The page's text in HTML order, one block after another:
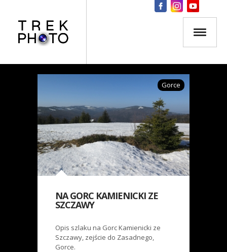
Gorce
NA GORC KAMIENICKI ZE
SZCZAWY
Opis szlaku na Gorc Kamienicki ze
Szczawy, zejście do Zasadnego,
Gorce.